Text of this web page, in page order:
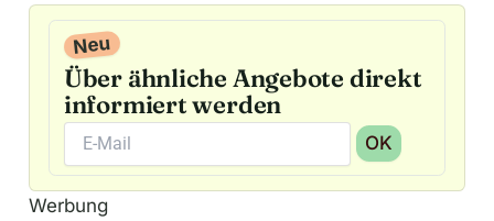
Neu
Über ähnliche Angebote direkt
informiert werden
OK
A
l
Werbung